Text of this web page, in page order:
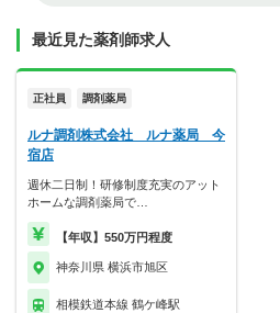
最近見た薬剤師求人
正社員 調剤薬局
ルナ調剤株式会社 ルナ薬局 今
宿店
週休二日制！研修制度充実のアット
ホームな調剤薬局で…
【年収】550万円程度
神奈川県 横浜市旭区
相模鉄道本線 鶴ケ峰駅